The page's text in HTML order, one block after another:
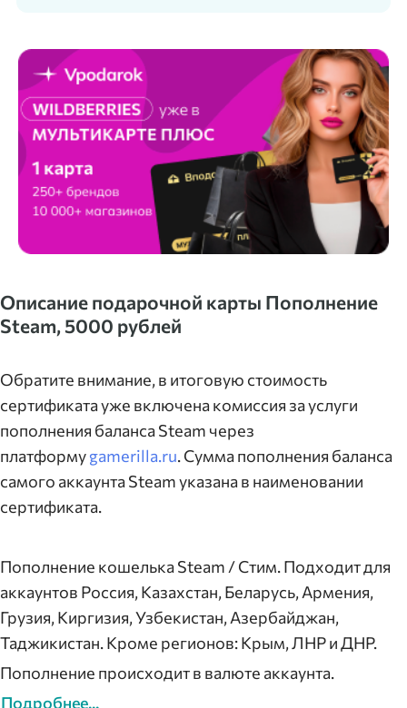
Описание подарочной карты Пополнение
Steam, 5000 рублей
Обратите внимание, в итоговую стоимость
сертификата уже включена комиссия за услуги
пополнения баланса Steam через
платформуgamerilla.ru. Сумма пополнения баланса
самого аккаунта Steam указана в наименовании
сертификата.
Пополнение кошелька Steam / Стим. Подходит для
аккаунтов Россия, Казахстан, Беларусь, Армения,
Грузия, Киргизия, Узбекистан, Азербайджан,
Таджикистан. Кроме регионов: Крым, ЛНР и ДНР.
Пополнение происходит в валюте аккаунта.
Подробнее...